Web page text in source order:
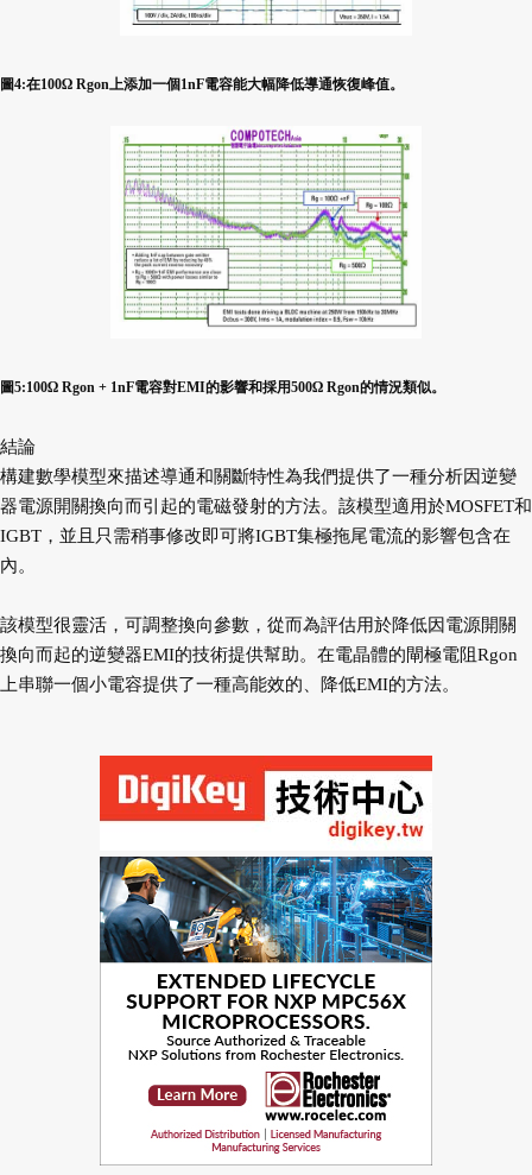
圖4:在100Ω Rgon上添加一個1nF電容能大幅降低導通恢復峰值。
圖5:100Ω Rgon + 1nF電容對EMI的影響和採用500Ω Rgon的情況類似。
結論
構建數學模型來描述導通和關斷特性為我們提供了一種分析因逆變
器電源開關換向而引起的電磁發射的方法。該模型適用於MOSFET和
IGBT，並且只需稍事修改即可將IGBT集極拖尾電流的影響包含在
內。
該模型很靈活，可調整換向參數，從而為評估用於降低因電源開關
換向而起的逆變器EMI的技術提供幫助。在電晶體的閘極電阻Rgon
上串聯一個小電容提供了一種高能效的、降低EMI的方法。